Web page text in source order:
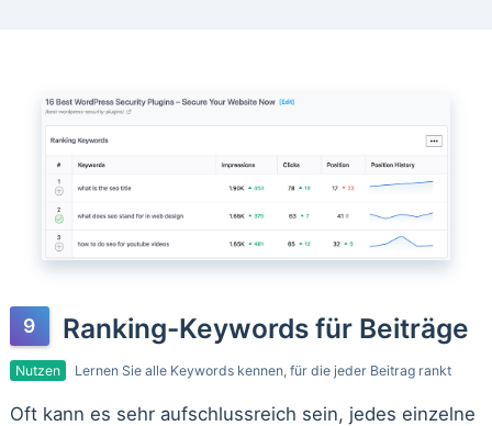
Ranking-Keywords für Beiträge
Nutzen Lernen Sie alle Keywords kennen, für die jeder Beitrag rankt
Oft kann es sehr aufschlussreich sein, jedes einzelne